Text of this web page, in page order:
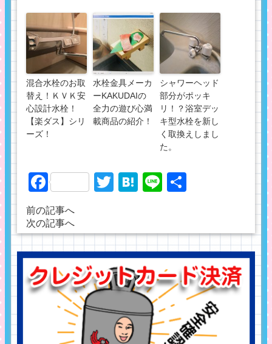
混合水栓のお取
替え！ＫＶＫ安
心設計水栓！
【楽ダス】シリ
ーズ！
水栓金具メーカ
ーKAKUDAIの
全力の遊び心満
載商品の紹介！
シャワーヘッド
部分がポッキ
リ！？浴室デッ
キ型水栓を新し
く取換えしまし
た。
FacebookTwitter
Hatena
Line
前の記事へ
次の記事へ